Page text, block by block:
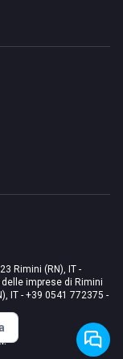
Rimini (RN), IT -
imprese di Rimini
IT - +39 0541 772375 -